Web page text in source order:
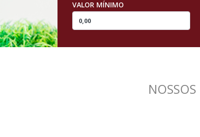
VALOR MÍNIMO
NOSSOS